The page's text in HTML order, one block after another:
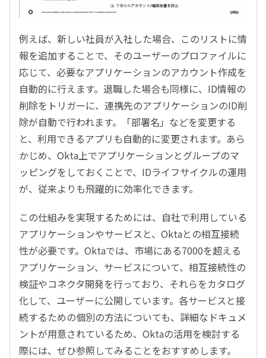
例えば、新しい社員が入社した場合、このリストに情
報を追加することで、そのユーザーのプロファイルに
応じて、必要なアプリケーションのアカウント作成を
自動的に行えます。退職した場合も同様に、ID情報の
削除をトリガーに、連携先のアプリケーションのID削
除が自動で行われます。「部署名」などを変更する
と、利用できるアプリも自動的に変更されます。あら
かじめ、Okta上でアプリケーションとグループのマ
ッピングをしておくことで、IDライフサイクルの運用
が、従来よりも飛躍的に効率化できます。
この仕組みを実現するためには、自社で利用している
アプリケーションやサービスと、Oktaとの相互接続
性が必要です。Oktaでは、市場にある7000を超える
アプリケーション、サービスについて、相互接続性の
検証やコネクタ開発を行っており、それらをカタログ
化して、ユーザーに公開しています。各サービスと接
続するための個別の方法についても、詳細なドキュメ
ントが用意されているため、Oktaの活用を検討する
際には、ぜひ参照してみることをおすすめします。